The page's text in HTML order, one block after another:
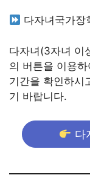
다자녀국가장
다자녀(3자녀 이
의 버튼을 이용
기간을 확인하시
기 바랍니다.
다